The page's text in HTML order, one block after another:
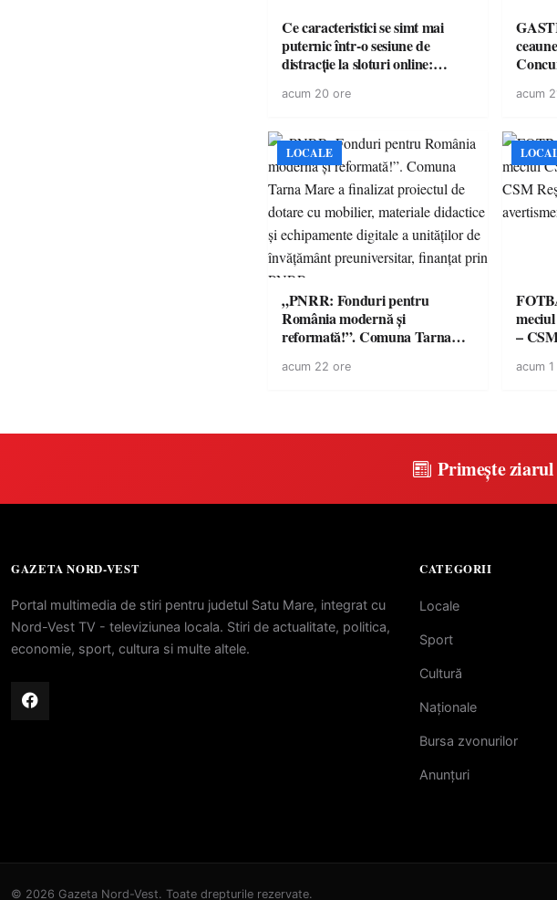
Ce caracteristici se simt mai
puternic într-o sesiune de
distracție la sloturi online:
acum 20 ore acum
LOCALE
„PNRR: Fonduri pentru
România modernă și
reformată!”. Comuna Tarna
dotare cu mobilier, materiale
acum 22 ore
–
acum 1
Primește
GAZETA NORD-VEST
Portal multimedia de stiri pentru judetul Satu Mare, integrat cu
Nord-Vest TV - televiziunea locala. Stiri de actualitate, politica,
economie, sport, cultura si multe altele.
CATEGORII
Locale
Sport
Cultură
Naționale
Bursa zvonurilor
Anunțuri
© 2026 Gazeta Nord-Vest. Toate drepturile rezervate.